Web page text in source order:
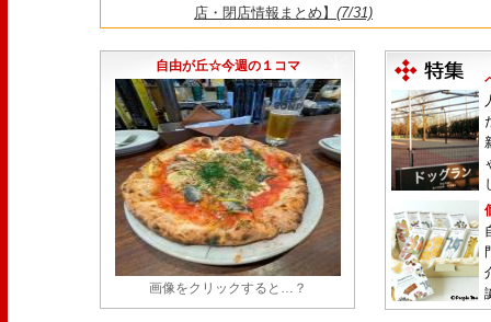
店・閉店情報まとめ】 (7/31)
永久パス配布も！
自由が丘☆今週の１コマ
画像をクリックすると…？